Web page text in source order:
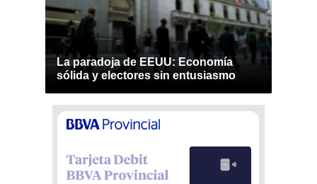
La paradoja de EEUU: Economía
sólida y electores sin entusiasmo